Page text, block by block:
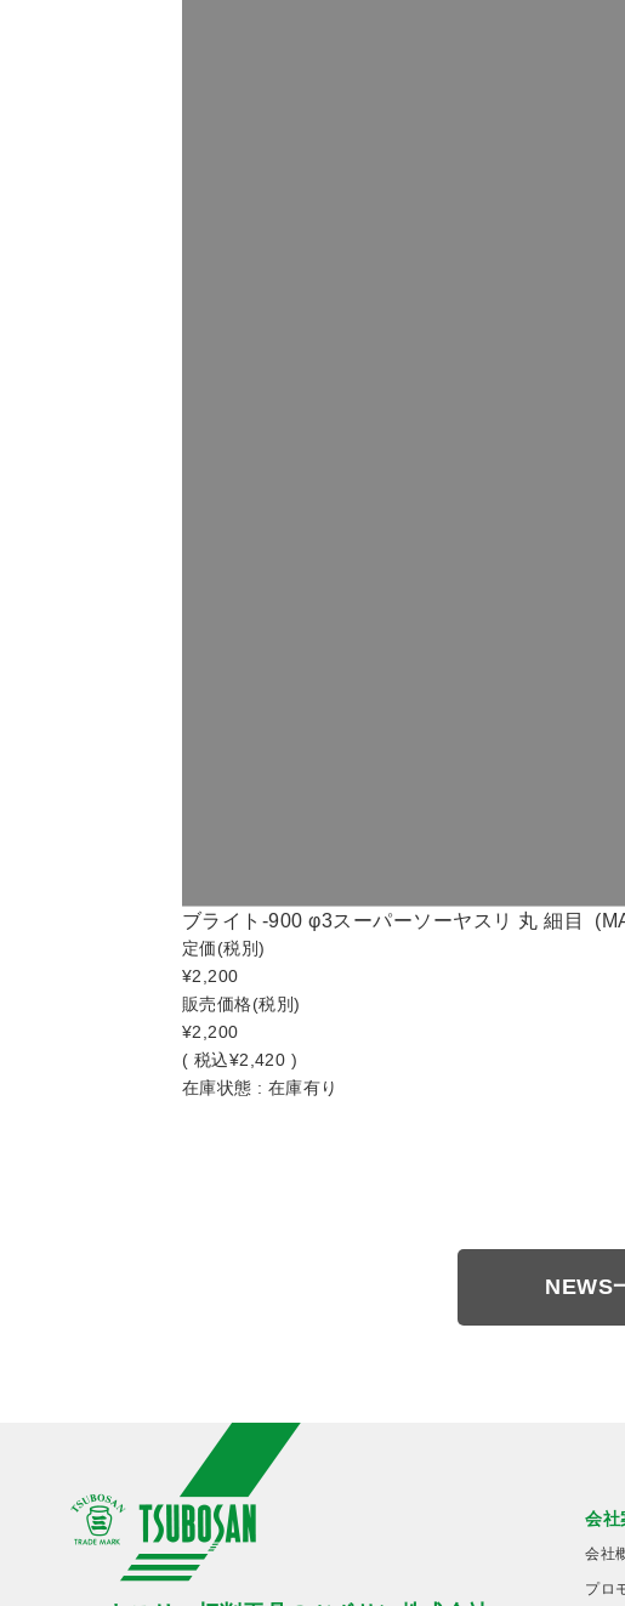
ブライト-900 φ3スーパーソーヤスリ 丸 細目
定価(税別)
¥2,200
販売価格(税別)
¥2,200
( 税込¥2,420 )
在庫状態 : 在庫有り
NEWS
会社
会社
プロ